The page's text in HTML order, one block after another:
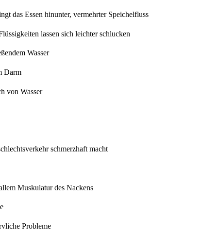
das Essen hinunter, vermehrter Speichelfluss
lassen sich leichter schlucken
Wasser
Darm
von Wasser
schmerzhaft macht
Muskulatur des Nackens
Probleme